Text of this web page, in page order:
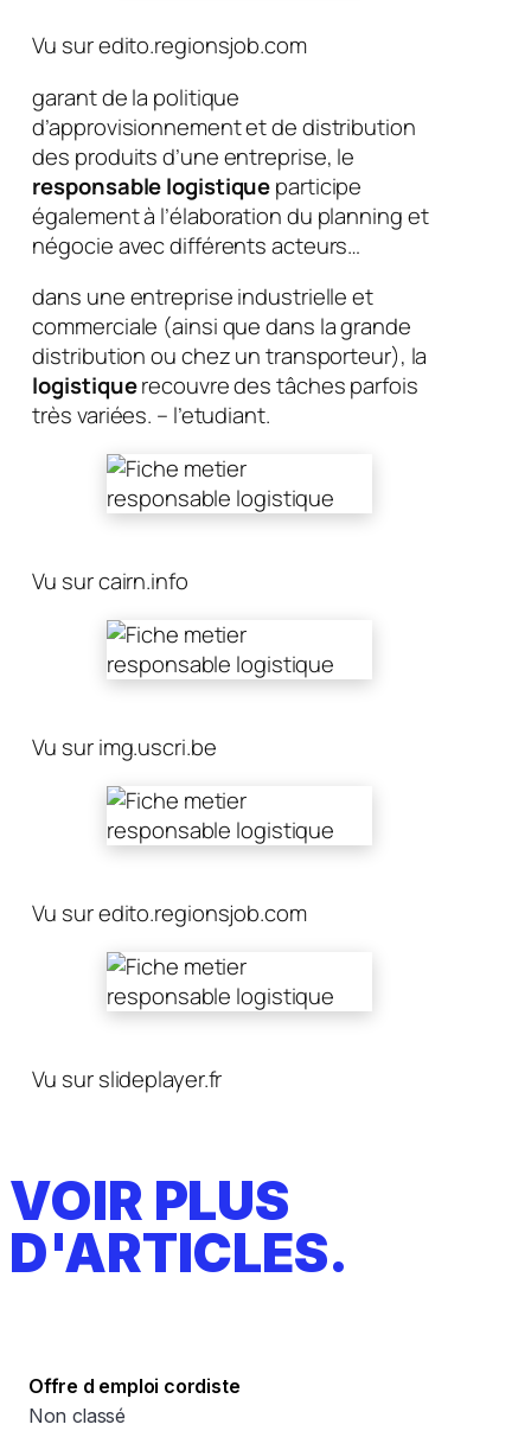
Vu sur edito.regionsjob.com
garant de la politique
d’approvisionnement et de distribution
des produits d’une entreprise, le
responsable logistiqueparticipe
également à l’élaboration du planning et
négocie avec différents acteurs…
dans une entreprise industrielle et
commerciale (ainsi que dans la grande
distribution ou chez un transporteur), la
logistiquerecouvre des tâches parfois
très variées. – l’etudiant.
Vu sur cairn.info
Vu sur img.uscri.be
Vu sur edito.regionsjob.com
Vu sur slideplayer.fr
VOIR PLUS
D'ARTICLES.
Offre d emploi cordiste
Non classé